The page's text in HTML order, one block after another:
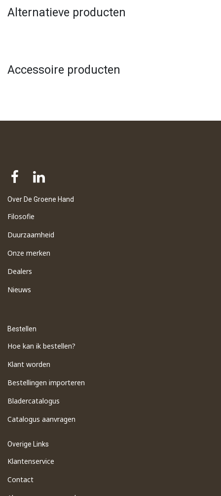
Alternatieve producten
Accessoire producten
Over De Groene Hand
Filosofie
Duurzaamheid
Onze merken
Dealers
Nieuws
Bestellen
Hoe kan ik bestellen?
Klant worden
Bestellingen importeren
​Bladercatalogus
​Catalogus aanvragen
Overige Links
Klantenservice
Contact